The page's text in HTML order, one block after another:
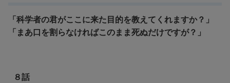
「科学者の君がここに来た目的を教えてくれますか？」
「まあ口を割らなければこのまま死ぬだけですが？」
８話